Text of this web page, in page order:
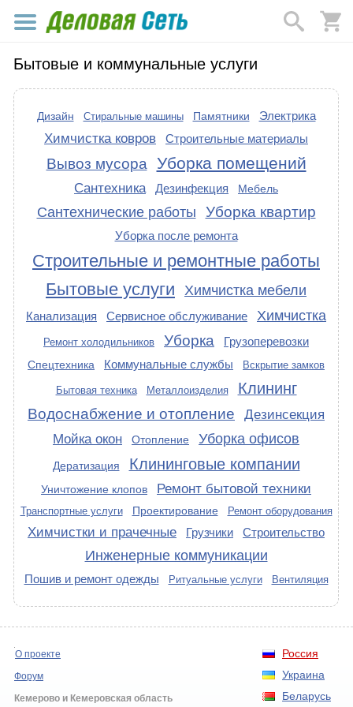
Бытовые и коммунальные услуги
Дизайн Стиральные машины Памятники Электрика
Химчистка ковров Строительные материалы
Вывоз мусора Уборка помещений
Сантехника Дезинфекция Мебель
Сантехнические работы Уборка квартир
Уборка после ремонта
Строительные и ремонтные работы
Бытовые услуги
Химчистка мебели
Канализация Сервисное обслуживание Химчистка
Ремонт холодильников Уборка Грузоперевозки
Спецтехника Коммунальные службы Вскрытие замков
Бытовая техника Металлоизделия Клининг
Водоснабжение и отопление
Дезинсекция
Мойка окон
Отопление Уборка офисов
Дератизация Клининговые компании
Уничтожение клопов Ремонт бытовой техники
Транспортные услуги Проектирование Ремонт оборудования
Химчистки и прачечные Грузчики Строительство
Инженерные коммуникации
Пошив и ремонт одежды Ритуальные услуги Вентиляция
Россия
Украина
Беларусь
О проекте
Форум
Кемерово и Кемеровская область